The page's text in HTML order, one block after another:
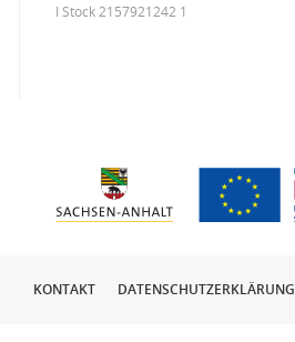
I Stock 2157921242 1
KONTAKT DATENSCHUTZERKLÄRUNG